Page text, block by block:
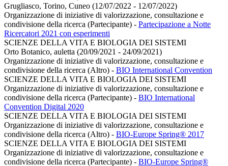
Grugliasco, Torino, Cuneo (12/07/2022 - 12/07/2022)
Organizzazione di iniziative di valorizzazione, consultazione e
condivisione della ricerca (Partecipante) - Partecipazione a Notte
Ricercatori 2021 con esperimenti
SCIENZE DELLA VITA E BIOLOGIA DEI SISTEMI
Orto Botanico, auletta (20/09/2021 - 24/09/2021)
Organizzazione di iniziative di valorizzazione, consultazione e
condivisione della ricerca (Altro) - BIO International Convention
SCIENZE DELLA VITA E BIOLOGIA DEI SISTEMI
Organizzazione di iniziative di valorizzazione, consultazione e
condivisione della ricerca (Partecipante) - BIO International
Convention Digital 2020
SCIENZE DELLA VITA E BIOLOGIA DEI SISTEMI
Organizzazione di iniziative di valorizzazione, consultazione e
condivisione della ricerca (Altro) - BIO-Europe Spring® 2017
SCIENZE DELLA VITA E BIOLOGIA DEI SISTEMI
Organizzazione di iniziative di valorizzazione, consultazione e
condivisione della ricerca (Partecipante) - BIO-Europe Spring®